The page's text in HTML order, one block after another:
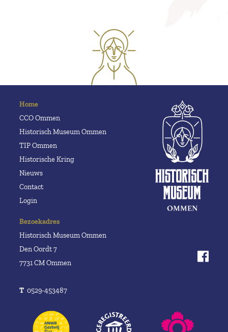
Bezoekadres
Historisch Museum Ommen
Den Oordt 7
7731 CM Ommen
T 0529-453487
Home
CCO Ommen
Historisch Museum Ommen
TIP Ommen
Historische Kring
Nieuws
Contact
Login